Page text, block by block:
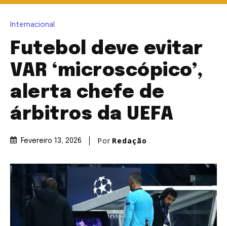
Internacional
Futebol deve evitar
VAR ‘microscópico’,
alerta chefe de
árbitros da UEFA
Fevereiro 13, 2026 Por Redação